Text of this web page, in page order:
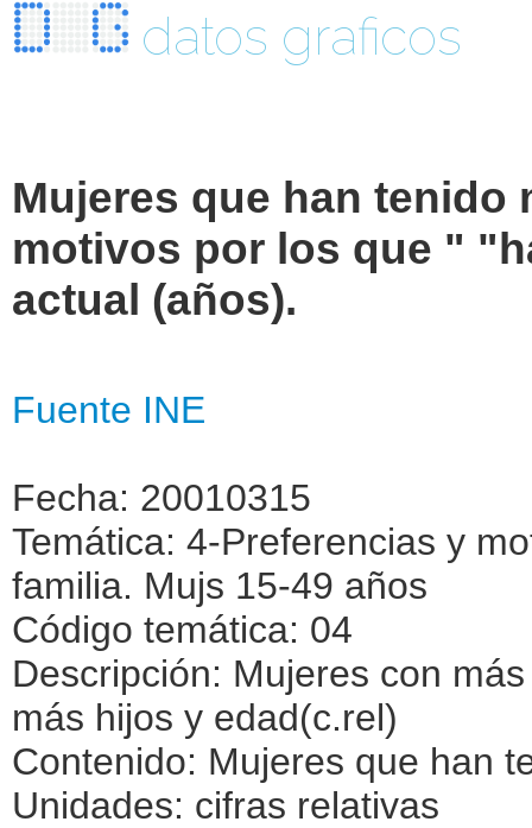
datos graficos
Mujeres que han tenido
motivos por los que "
actual (años).
Fuente INE
Fecha: 20010315
Temática: 4-Preferencias y
familia. Mujs 15-49 años
Código temática: 04
Descripción: Mujeres con
más hijos y edad(c.rel)
Contenido: Mujeres que han
Unidades: cifras relativas